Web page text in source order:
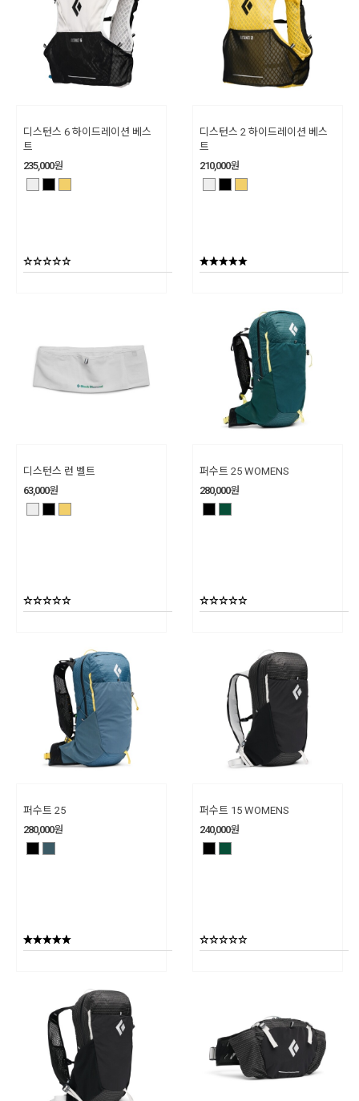
디스턴스 6 하이드레이션 베스
트
235,000원
디스턴스 2 하이드레이션 베스
트
210,000원
디스턴스 런 벨트
63,000원
퍼수트 25 WOMENS
280,000원
퍼수트 25
280,000원
퍼수트 15 WOMENS
240,000원